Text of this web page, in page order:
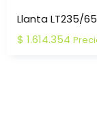
Llanta LT235/65
$ 1.614.354